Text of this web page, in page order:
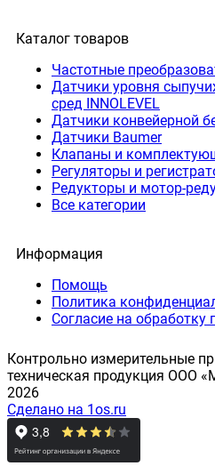
Каталог товаров
Частотные
Датчики уровня
сред INNOLEVEL
Датчики конвейерной
Датчики Baumer
Клапаны и
Регуляторы и
Редукторы и мотор-
Все категории
Информация
Помощь
Политика
Согласие на
Контрольно измерительные
техническая продукция ООО
2026
Сделано на 1os.ru